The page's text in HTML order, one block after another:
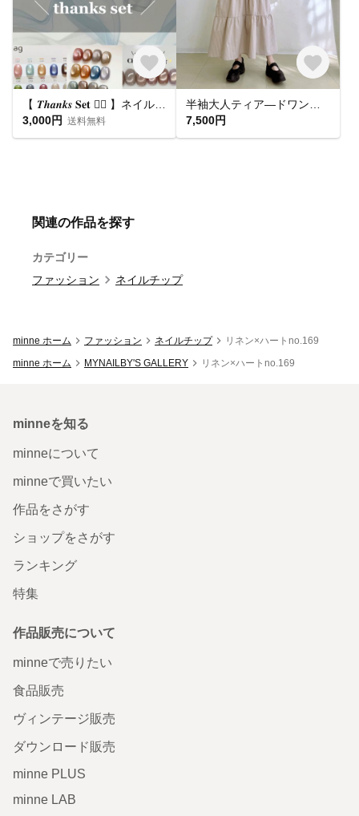
3,000円 送料無料
7,500円
関連の作品を探す
カテゴリー
ファッション
ネイルチップ
minne ホーム ファッション ネイルチップ
リネン×ハートno.169
minne ホーム
MYNAILBY'S GALLERY リネン×ハートno.169
minneを知る
minneについて
minneで買いたい
作品をさがす
ショップをさがす
ランキング
特集
作品販売について
minneで売りたい
食品販売
ヴィンテージ販売
ダウンロード販売
minne PLUS
minne LAB